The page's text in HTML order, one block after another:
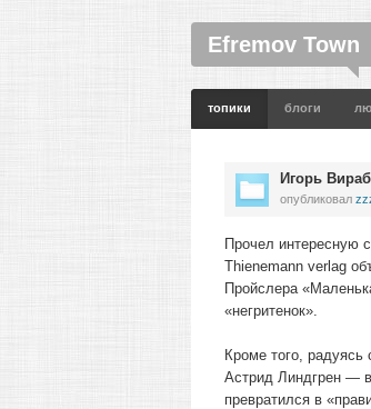
Efremov Town
топики блоги
Игорь
опубликовал
Прочел интересную
Thienemann verlag
Пройслера
«негритенок».
Кроме того,
Астрид Линдгрен —
превратился в